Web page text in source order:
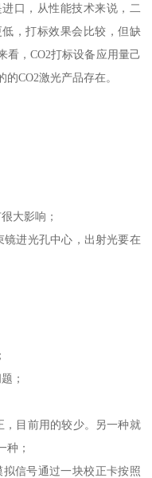
口，从性能技术来说，二
，打标效果会比较，但缺
看，CO2打标设备应用量己
CO2激光产品存在。
大影响；
镜进光孔中心，出射光要在
；
，目前用的较少。另一种就
种；
信号通过一块校正卡按照